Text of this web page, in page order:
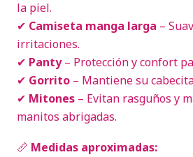
la piel.
✔ Camiseta manga larga –
irritaciones.
✔ Panty– Protección y confort
✔ Gorrito – Mantiene su
✔ Mitones – Evitan rasguños y
manitos abrigadas.
📏 Medidas aproximadas: